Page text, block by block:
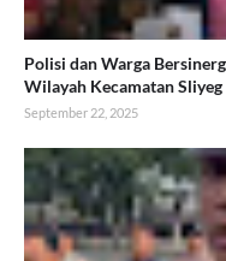
Polisi dan Warga
Wilayah Kecamatan Sliyeg
September 22, 2025